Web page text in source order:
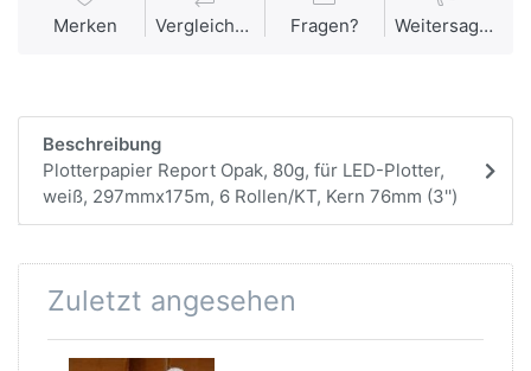
Merken Vergleichen Fragen? Weitersagen
Beschreibung
Plotterpapier Report Opak, 80g, für LED-Plotter,
weiß, 297mmx175m, 6 Rollen/KT, Kern 76mm (3'')
Zuletzt angesehen